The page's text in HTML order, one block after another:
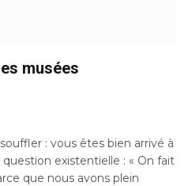
musées
: vous êtes bien arrivé à
existentielle : « On fait
que nous avons plein